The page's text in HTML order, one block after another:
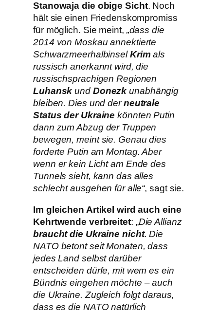
Stanowaja die obige Sicht. Noch
hält sie einen Friedenskompromiss
für möglich. Sie meint, „dass die
2014 von Moskau annektierte
SchwarzmeerhalbinselKrim als
russisch anerkannt wird, die
russischsprachigen Regionen
Luhansk und Donezk unabhängig
bleiben. Dies und derneutrale
Status der Ukraine könnten Putin
dann zum Abzug der Truppen
bewegen, meint sie. Genau dies
forderte Putin am Montag. Aber
wenn er kein Licht am Ende des
Tunnels sieht, kann das alles
schlecht ausgehen für alle“, sagt sie.
Im gleichen Artikel wird auch eine
Kehrtwende verbreitet: „Die Allianz
braucht die Ukraine nicht. Die
NATO betont seit Monaten, dass
jedes Land selbst darüber
entscheiden dürfe, mit wem es ein
Bündnis eingehen möchte – auch
die Ukraine. Zugleich folgt daraus,
dass es die NATO natürlich